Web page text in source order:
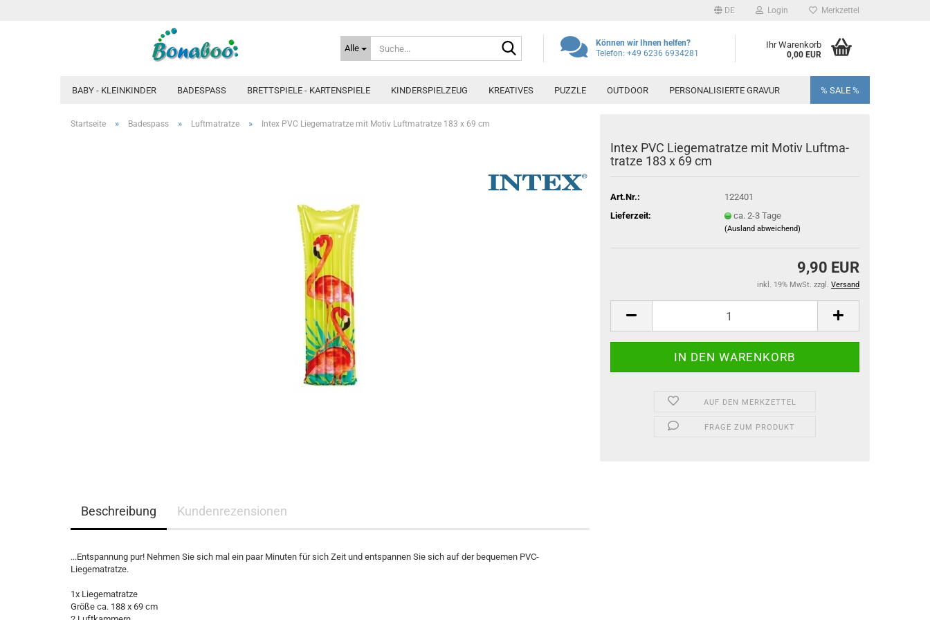
DE Login Merkzettel
Alle
Können wir Ihnen helfen?
Telefon: +49 6236 6934281
Ihr Warenkorb
0,00 EUR
BABY - KLEINKINDER BADESPASS BRETTSPIELE - KARTENSPIELE KINDERSPIELZEUG KREATIVES PUZZLE OUTDOOR PERSONALISIERTE GRAVUR % SALE %
Startseite » Badespass » Luftmatratze » Intex PVC Liegematratze mit Motiv Luftmatratze 183 x 69 cm
Intex PVC Lie­ge­ma­trat­ze mit Motiv Luft­ma­
trat­ze 183 x 69 cm
Art.Nr.:
122401
Lieferzeit:
ca. 2-3 Tage
(Ausland abweichend)
9,90 EUR
inkl. 19% MwSt. zzgl. Versand
AUF DEN MERKZETTEL
FRAGE ZUM PRODUKT
Beschreibung Kundenrezensionen
...Entspannung pur! Nehmen Sie sich mal ein paar Minuten für sich Zeit und entspannen Sie sich auf der bequemen PVC-
Liegematratze.
1x Liegematratze
Größe ca. 188 x 69 cm